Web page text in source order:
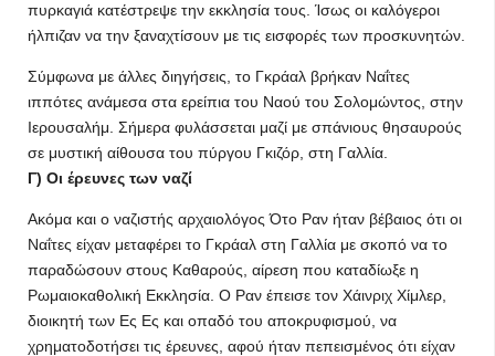
πυρκαγιά κατέστρεψε την εκκλησία τους. Ίσως οι καλόγεροι
ήλπιζαν να την ξαναχτίσουν με τις εισφορές των προσκυνητών.
Σύμφωνα με άλλες διηγήσεις, το Γκράαλ βρήκαν Ναΐτες
ιππότες ανάμεσα στα ερείπια του Ναού του Σολομώντος, στην
Ιερουσαλήμ. Σήμερα φυλάσσεται μαζί με σπάνιους θησαυρούς
σε μυστική αίθουσα του πύργου Γκιζόρ, στη Γαλλία.
Γ) Οι έρευνες των ναζί
Ακόμα και ο ναζιστής αρχαιολόγος Ότο Ραν ήταν βέβαιος ότι οι
Ναΐτες είχαν μεταφέρει το Γκράαλ στη Γαλλία με σκοπό να το
παραδώσουν στους Καθαρούς, αίρεση που καταδίωξε η
Ρωμαιοκαθολική Εκκλησία. Ο Ραν έπεισε τον Χάινριχ Χίμλερ,
διοικητή των Ες Ες και οπαδό του αποκρυφισμού, να
χρηματοδοτήσει τις έρευνες, αφού ήταν πεπεισμένος ότι είχαν